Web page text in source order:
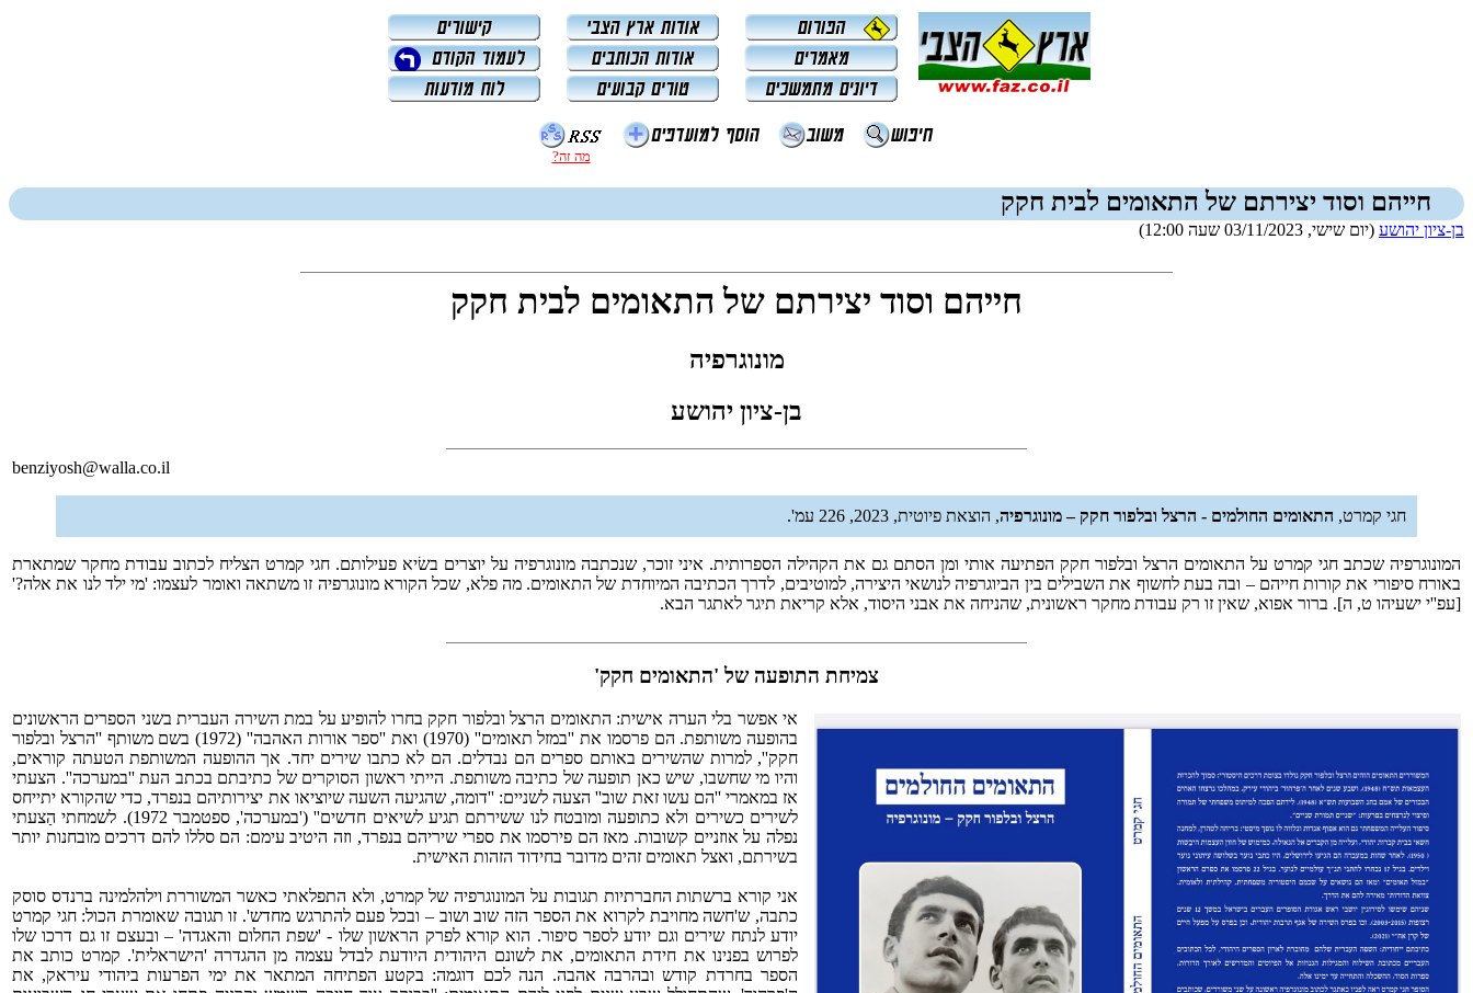
מה זה?
חייהם וסוד יצירתם של התאומים לבית חקק
בן-ציון יהושע (יום שישי, 03/11/2023 שעה 12:00)
חייהם וסוד יצירתם של התאומים לבית חקק
מונוגרפיה
בן-ציון יהושע
benziyosh@walla.co.il
חגי קמרט, התאומים החולמים - הרצל ובלפור חקק – מונוגרפיה, הוצאת פיוטית, 2023, 226 עמ'.
המונוגרפיה שכתב חגי קמרט על התאומים הרצל ובלפור חקק הפתיעה אותי ומן הסתם גם את הקהילה הספרותית. איני זוכר, שנכתבה מונוגרפיה על יוצרים בשׂיא פעילותם. חגי קמרט הצליח לכתוב עבודת מחקר שמתארת
באורח סיפורי את קורות חייהם – ובה בעת לחשוף את השבילים בין הביוגרפיה לנושאי היצירה, למוטיבים, לדרך הכתיבה המיוחדת של התאומים. מה פלא, שכל הקורא מונוגרפיה זו משתאה ואומר לעצמו: 'מי ילד לנו את אלה?'
[עפ''י ישעיהו ט, ה]. ברור אפוא, שאין זו רק עבודת מחקר ראשונית, שהניחה את אבני היסוד, אלא קריאת תיגר לאתגר הבא.
צמיחת התופעה של 'התאומים חקק'
אי אפשר בלי הערה אישית: התאומים הרצל ובלפור חקק בחרו להופיע על במת השירה העברית בשני הספרים הראשונים
בהופעה משותפת. הם פרסמו את ''במזל תאומים'' (1970) ואת ''ספר אורות האהבה'' (1972) בשם משותף ''הרצל ובלפור
חקק'', למרות שהשירים באותם ספרים הם נבדלים. הם לא כתבו שירים יחד. אך ההופעה המשותפת הטעתה קוראים,
והיו מי שחשבו, שיש כאן תופעה של כתיבה משותפת. הייתי ראשון הסוקרים של כתיבתם בכתב העת ''במערכה''. הצעתי
אז במאמרי ''הם עשו זאת שוב'' הצעה לשניים: ''דומה, שהגיעה השעה שיוציאו את יצירותיהם בנפרד, כדי שהקורא יתייחס
לשירים כשירים ולא כתופעה ומובטח לנו ששירתם תגיע לשיאים חדשים'' ('במערכה', ספטמבר 1972). לשמחתי הַצעתי
נפלה על אוזניים קשובות. מאז הם פירסמו את ספרי שיריהם בנפרד, וזה היטיב עימם: הם סללו להם דרכים מובחנות יותר
בשירתם, ואצל תאומים זהים מדובר בחידוד הזהות האישית.
אני קורא ברשתות החברתיות תגובות על המונוגרפיה של קמרט, ולא התפלאתי כאשר המשוררת וילהלמינה ברנדס סוסק
כתבה, ש'חשה מחויבת לקרוא את הספר הזה שוב ושוב – ובכל פעם להתרגש מחדש'. זו תגובה שאומרת הכול: חגי קמרט
יודע לנתח שירים וגם יודע לספר סיפור. הוא קורא לפרק הראשון שלו - 'שפת החלום והאגדה' – ובעצם זו גם דרכו שלו
לפרוש בפנינו את חידת התאומים, את לשונם היהודית היודעת לבדל עצמה מן ההגדרה 'הישראלית'. קמרט כותב את
הספר בחרדת קודש ובהרבה אהבה. הנה לכם דוגמה: בקטע הפתיחה המתאר את ימי הפרעות ביהודי עיראק, את